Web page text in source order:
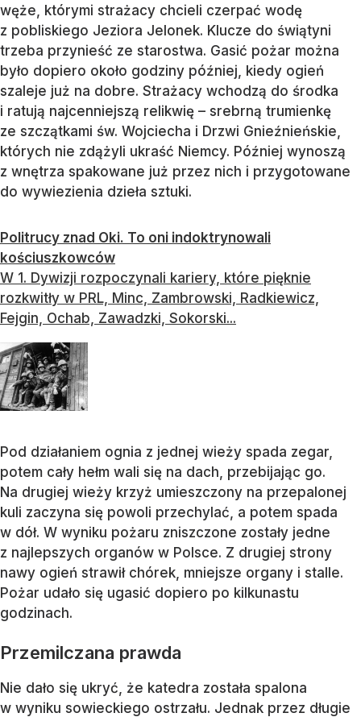
węże, którymi strażacy chcieli czerpać wodę
z pobliskiego Jeziora Jelonek. Klucze do świątyni
trzeba przynieść ze starostwa. Gasić pożar można
było dopiero około godziny później, kiedy ogień
szaleje już na dobre. Strażacy wchodzą do środka
i ratują najcenniejszą relikwię – srebrną trumienkę
ze szczątkami św. Wojciecha i Drzwi Gnieźnieńskie,
których nie zdążyli ukraść Niemcy. Później wynoszą
z wnętrza spakowane już przez nich i przygotowane
do wywiezienia dzieła sztuki.
Politrucy znad Oki. To oni indoktrynowali
kościuszkowców
W 1. Dywizji rozpoczynali kariery, które pięknie
rozkwitły w PRL, Minc, Zambrowski, Radkiewicz,
Fejgin, Ochab, Zawadzki, Sokorski...
Pod działaniem ognia z jednej wieży spada zegar,
potem cały hełm wali się na dach, przebijając go.
Na drugiej wieży krzyż umieszczony na przepalonej
kuli zaczyna się powoli przechylać, a potem spada
w dół. W wyniku pożaru zniszczone zostały jedne
z najlepszych organów w Polsce. Z drugiej strony
nawy ogień strawił chórek, mniejsze organy i stalle.
Pożar udało się ugasić dopiero po kilkunastu
godzinach.
Przemilczana prawda
Nie dało się ukryć, że katedra została spalona
w wyniku sowieckiego ostrzału. Jednak przez długie